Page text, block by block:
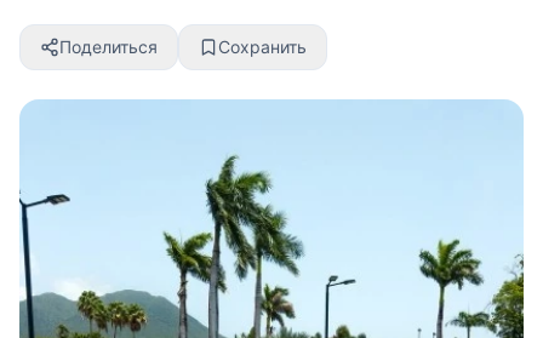
Поделиться Сохранить